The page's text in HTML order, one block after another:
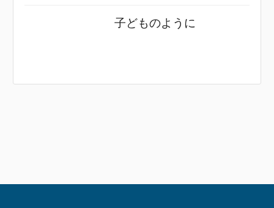
子どものように